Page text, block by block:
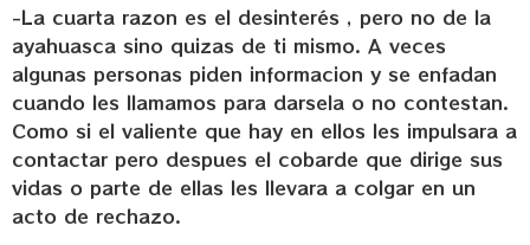
-La cuarta razon es el desinterés , pero no de la
ayahuasca sino quizas de ti mismo. A veces
algunas personas piden informacion y se enfadan
cuando les llamamos para darsela o no contestan.
Como si el valiente que hay en ellos les impulsara a
contactar pero despues el cobarde que dirige sus
vidas o parte de ellas les llevara a colgar en un
acto de rechazo.